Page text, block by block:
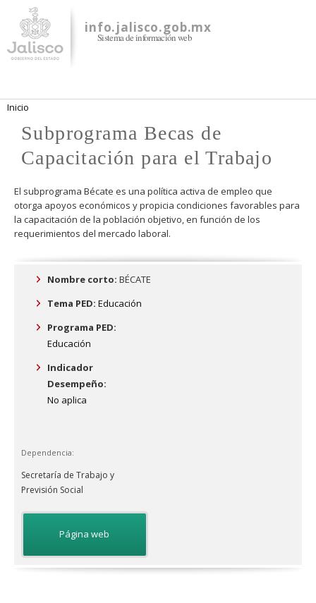
contenido
principal
info.jalisco.gob.mx
Sistema de información web
Se encuentra usted aquí
Inicio
Subprograma Becas de
Capacitación para el Trabajo
El subprograma Bécate es una política activa de empleo que
otorga apoyos económicos y propicia condiciones favorables para
la capacitación de la población objetivo, en función de los
requerimientos del mercado laboral.
Nombre corto: BÉCATE
Tema PED: Educación
Programa PED:
Educación
Indicador
Desempeño:
No aplica
Dependencia:
Secretaría de Trabajo y
Previsión Social
Página web